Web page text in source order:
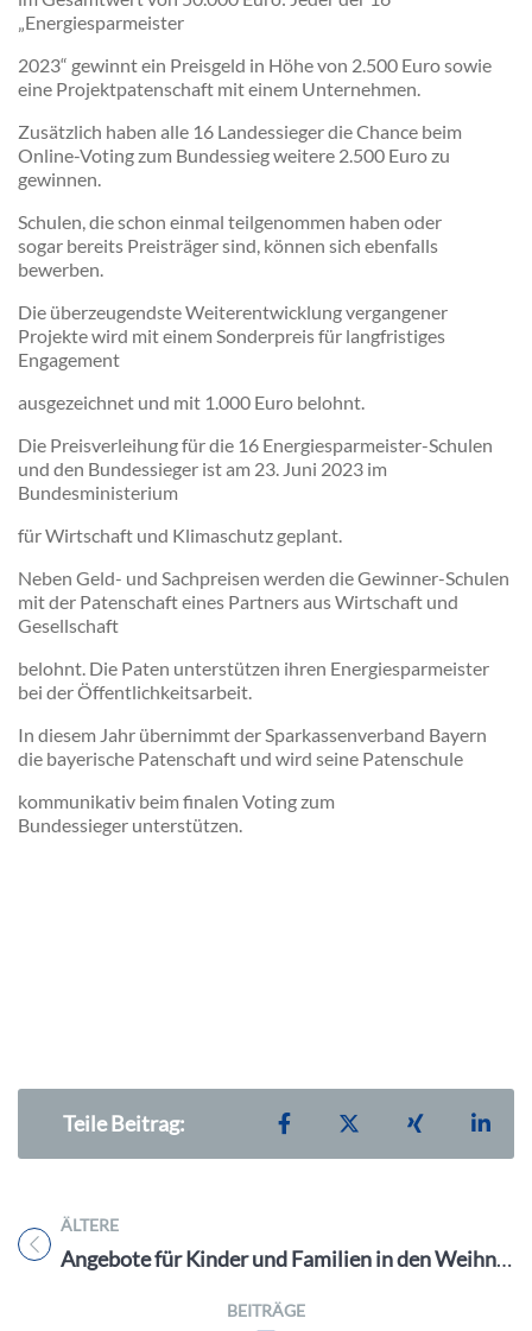
„Energiesparmeister
2023“ gewinnt ein Preisgeld in Höhe von 2.500 Euro sowie
eine Projektpatenschaft mit einem Unternehmen.
Zusätzlich haben alle 16 Landessieger die Chance beim
Online-Voting zum Bundessieg weitere 2.500 Euro zu
gewinnen.
Schulen, die schon einmal teilgenommen haben oder
sogar bereits Preisträger sind, können sich ebenfalls
bewerben.
Die überzeugendste Weiterentwicklung vergangener
Projekte wird mit einem Sonderpreis für langfristiges
Engagement
ausgezeichnet und mit 1.000 Euro belohnt.
Die Preisverleihung für die 16 Energiesparmeister-Schulen
und den Bundessieger ist am 23. Juni 2023 im
Bundesministerium
für Wirtschaft und Klimaschutz geplant.
Neben Geld- und Sachpreisen werden die Gewinner-Schulen
mit der Patenschaft eines Partners aus Wirtschaft und
Gesellschaft
belohnt. Die Paten unterstützen ihren Energiesparmeister
bei der Öffentlichkeitsarbeit.
In diesem Jahr übernimmt der Sparkassenverband Bayern
die bayerische Patenschaft und wird seine Patenschule
kommunikativ beim finalen Voting zum
Bundessieger unterstützen.
Teile Beitrag: Teilen auf Facebook
Teilen auf XTeilen auf
ÄLTERE
Titel für Beitrag
Angebote für Kinder und Familien in den Weihnachtsferien im Stadtmuseum Erlangen
BEITRÄGE